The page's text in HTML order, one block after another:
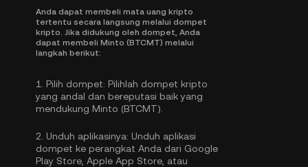
Anda dapat membeli mata uang kripto
tertentu secara langsung melalui dompet
kripto. Jika didukung oleh dompet, Anda
dapat membeli Minto (BTCMT) melalui
langkah berikut:
1. Pilih dompet: Pilihlah dompet kripto
yang andal dan bereputasi baik yang
mendukung Minto (BTCMT).
2. Unduh aplikasinya: Unduh aplikasi
dompet ke perangkat Anda dari Google
Play Store, Apple App Store, atau